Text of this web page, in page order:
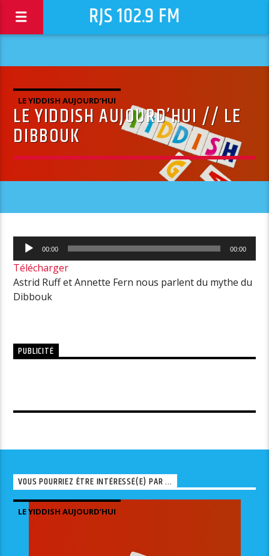
RJS 102.9 FM
LE YIDDISH AUJOURD’HUI
LE YIDDISH AUJOURD’HUI // LE
DIBBOUK
Lecteur
audio
00:00 00:00
Télécharger
Astrid Ruff et Annette Fern nous parlent du mythe du
Dibbouk
PUBLICITÉ
VOUS POURRIEZ ÊTRE INTÉRESSÉ(E) PAR ...
LE YIDDISH AUJOURD’HUI